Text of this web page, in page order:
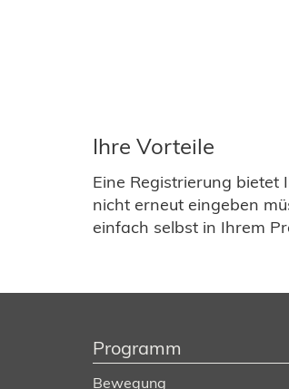
Ihre Vorteile
Eine Registrierung bietet
nicht erneut eingeben
einfach selbst in Ihrem
Programm
Bewegung